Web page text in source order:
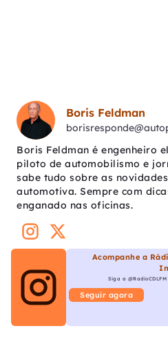
Boris Feldman
Boris Feldman é engenheiro
piloto de automobilismo e
sabe tudo sobre as
automotiva. Sempre com
enganado nas oficinas.
Acompanhe a
Siga a
Seguir agora